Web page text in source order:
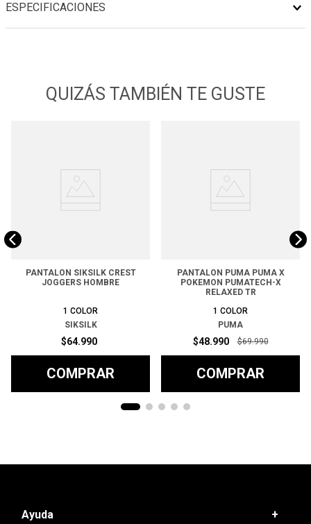
ESPECIFICACIONES
QUIZÁS TAMBIÉN TE GUSTE
PANTALON SIKSILK CREST
JOGGERS HOMBRE
1 COLOR
SIKSILK
$64.990
COMPRAR
PANTALON PUMA PUMA X
POKEMON PUMATECH-X
RELAXED TR
1 COLOR
PUMA
$48.990 $69.990
COMPRAR
Ayuda +